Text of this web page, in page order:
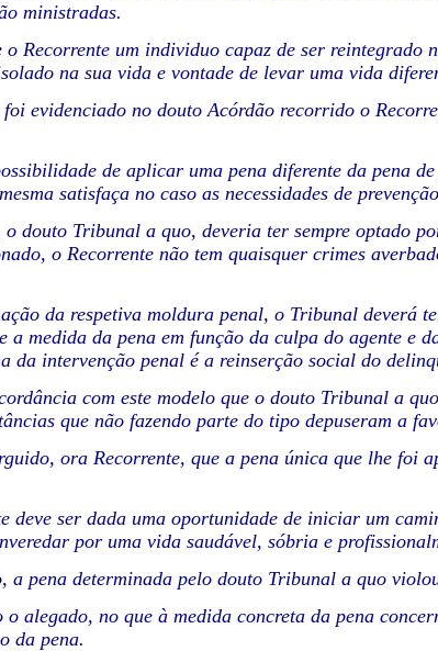
ministradas.
Recorrente um individuo capaz de ser reintegrado
na sua vida e vontade de levar uma vida
evidenciado no douto Acórdão recorrido o
de aplicar uma pena diferente da pena
satisfaça no caso as necessidades de
o douto Tribunal a quo, deveria ter sempre optado
o Recorrente não tem quaisquer crimes
da respetiva moldura penal, o Tribunal deverá
a medida da pena em função da culpa do agente e
da intervenção penal é a reinserção social do
com este modelo que o douto Tribunal a
que não fazendo parte do tipo depuseram a
ora Recorrente, que a pena única que lhe foi
deve ser dada uma oportunidade de iniciar um
por uma vida saudável, sóbria e
a pena determinada pelo douto Tribunal a quo
o alegado, no que à medida concreta da pena
da pena.